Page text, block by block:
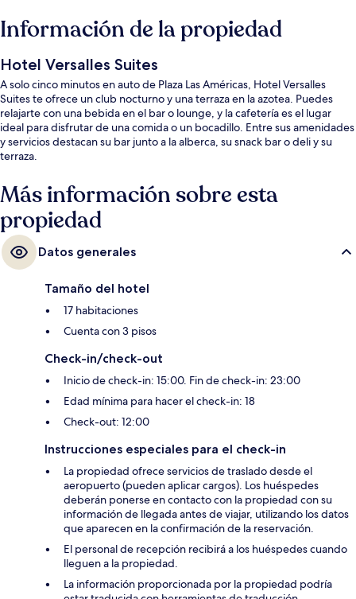
Información de la propiedad
Hotel Versalles Suites
A solo cinco minutos en auto de Plaza Las Américas, Hotel Versalles
Suites te ofrece un club nocturno y una terraza en la azotea. Puedes
relajarte con una bebida en el bar o lounge, y la cafetería es el lugar
ideal para disfrutar de una comida o un bocadillo. Entre sus amenidades
y servicios destacan su bar junto a la alberca, su snack bar o deli y su
terraza.
Más información sobre esta
propiedad
Datos generales
Tamaño del hotel
17 habitaciones
Cuenta con 3 pisos
Check-in/check-out
Inicio de check-in: 15:00. Fin de check-in: 23:00
Edad mínima para hacer el check-in: 18
Check-out: 12:00
Instrucciones especiales para el check-in
La propiedad ofrece servicios de traslado desde el
aeropuerto (pueden aplicar cargos). Los huéspedes
deberán ponerse en contacto con la propiedad con su
información de llegada antes de viajar, utilizando los datos
que aparecen en la confirmación de la reservación.
El personal de recepción recibirá a los huéspedes cuando
lleguen a la propiedad.
La información proporcionada por la propiedad podría